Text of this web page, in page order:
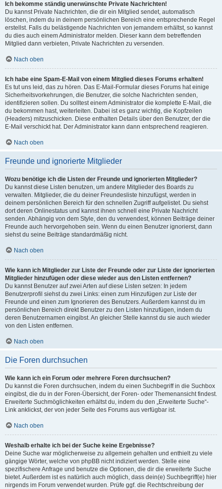
Ich bekomme ständig unerwünschte Private Nachrichten!
Du kannst Private Nachrichten, die dir ein Mitglied sendet, automatisch
löschen, indem du in deinem persönlichen Bereich eine entsprechende Regel
erstellst. Falls du belästigende Nachrichten von jemandem erhältst, so kannst
du dies auch einem Administrator melden. Dieser kann dem betreffenden
Mitglied dann verbieten, Private Nachrichten zu versenden.
Nach oben
Ich habe eine Spam-E-Mail von einem Mitglied dieses Forums erhalten!
Es tut uns leid, das zu hören. Das E-Mail-Formular dieses Forums hat einige
Sicherheitsvorkehrungen, die Benutzer, die solche Nachrichten senden,
identifizieren sollen. Du solltest einem Administrator die komplette E-Mail, die
du bekommen hast, weiterleiten. Dabei ist es ganz wichtig, die Kopfzeilen
(Headers) mitzuschicken. Diese enthalten Details über den Benutzer, der die
E-Mail verschickt hat. Der Administrator kann dann entsprechend reagieren.
Nach oben
Freunde und ignorierte Mitglieder
Wozu benötige ich die Listen der Freunde und ignorierten Mitglieder?
Du kannst diese Listen benutzen, um andere Mitglieder des Boards zu
verwalten. Mitglieder, die du deiner Freundesliste hinzufügst, werden in
deinem persönlichen Bereich für den schnellen Zugriff aufgelistet. Du siehst
dort deren Onlinestatus und kannst ihnen schnell eine Private Nachricht
senden. Abhängig von dem Style, den du verwendest, können Beiträge deiner
Freunde auch hervorgehoben sein. Wenn du einen Benutzer ignorierst, dann
siehst du seine Beiträge standardmäßig nicht.
Nach oben
Wie kann ich Mitglieder zur Liste der Freunde oder zur Liste der ignorierten
Mitglieder hinzufügen oder diese wieder aus den Listen entfernen?
Du kannst Benutzer auf zwei Arten auf diese Listen setzen: In jedem
Benutzerprofil siehst du zwei Links: einen zum Hinzufügen zur Liste der
Freunde und einen zum Ignorieren des Benutzers. Außerdem kannst du im
persönlichen Bereich direkt Benutzer zu den Listen hinzufügen, indem du
deren Benutzernamen eingibst. An gleicher Stelle kannst du sie auch wieder
von den Listen entfernen.
Nach oben
Die Foren durchsuchen
Wie kann ich ein Forum oder mehrere Foren durchsuchen?
Du kannst die Foren durchsuchen, indem du einen Suchbegriff in die Suchbox
eingibst, die du in der Foren-Übersicht, der Foren- oder Themenansicht findest.
Erweiterte Suchmöglichkeiten erhältst du, indem du den „Erweiterte Suche“-
Link anklickst, der von jeder Seite des Forums aus verfügbar ist.
Nach oben
Weshalb erhalte ich bei der Suche keine Ergebnisse?
Deine Suche war möglicherweise zu allgemein gehalten und enthielt zu viele
gängige Wörter, welche von phpBB nicht indiziert werden. Stelle eine
spezifischere Anfrage und benutze die Optionen, die dir die erweiterte Suche
bietet. Außerdem ist es natürlich auch möglich, dass dein(e) Suchbegriff(e) hier
nirgends im Forum verwendet wurden. Prüfe ggf. die Rechtschreibung der